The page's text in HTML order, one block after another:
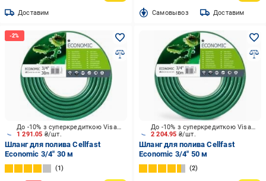
Доставим Cамовывоз Доставим
1 291.05 ₴/шт.
До -10% з суперкредиткою Visa Вигода
Шланг для полива Cellfast
Economic 3/4" 30 м
1
2 204.95 ₴/шт.
До -10% з суперкредиткою Visa Вигода
Шланг для полива Cellfast
Economic 3/4" 50 м
2